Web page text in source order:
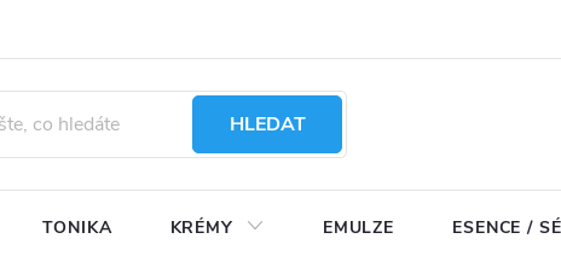
HLEDAT
TONIKA KRÉMY EMULZE ESENCE /